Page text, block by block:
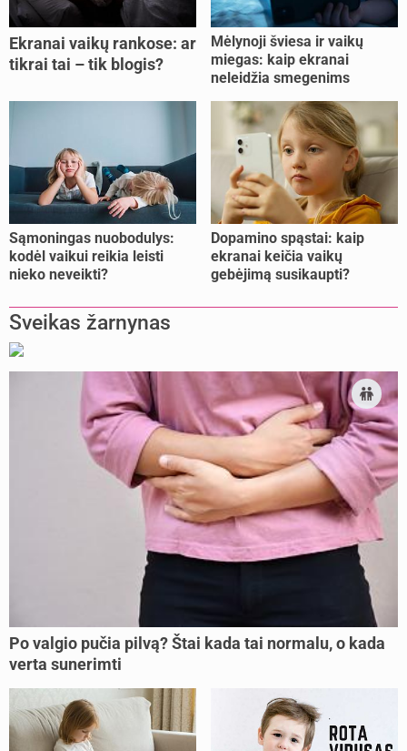
Ekranai vaikų rankose: ar
tikrai tai – tik blogis?
Mėlynoji šviesa ir vaikų
miegas: kaip ekranai
neleidžia smegenims
Sąmoningas nuobodulys:
kodėl vaikui reikia leisti
nieko neveikti?
Dopamino spąstai: kaip
ekranai keičia vaikų
gebėjimą susikaupti?
Sveikas žarnynas
Po valgio pučia pilvą? Štai kada tai normalu, o kada
verta sunerimti